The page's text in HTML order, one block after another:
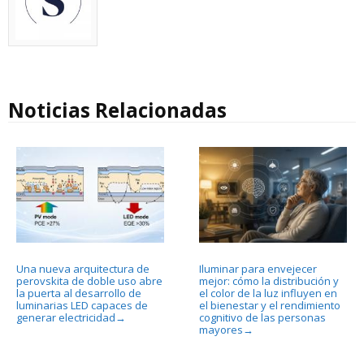
Noticias Relacionadas
Una nueva arquitectura de
perovskita de doble uso abre
la puerta al desarrollo de
luminarias LED capaces de
generar electricidad →
Iluminar para envejecer
mejor: cómo la distribución y
el color de la luz influyen en
el bienestar y el rendimiento
cognitivo de las personas
mayores →